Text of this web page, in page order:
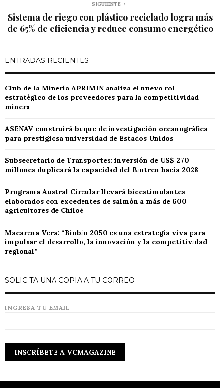
SIGUIENTE
Sistema de riego con plástico reciclado logra más
de 65% de eficiencia y reduce consumo energético
ENTRADAS RECIENTES
Club de la Minería APRIMIN analiza el nuevo rol
estratégico de los proveedores para la competitividad
minera
ASENAV construirá buque de investigación oceanográfica
para prestigiosa universidad de Estados Unidos
Subsecretario de Transportes: inversión de US$ 270
millones duplicará la capacidad del Biotren hacia 2028
Programa Austral Circular llevará bioestimulantes
elaborados con excedentes de salmón a más de 600
agricultores de Chiloé
Macarena Vera: “Biobío 2050 es una estrategia viva para
impulsar el desarrollo, la innovación y la competitividad
regional”
SOLICITA UNA COPIA A TU CORREO
INGRESA TU EMAIL